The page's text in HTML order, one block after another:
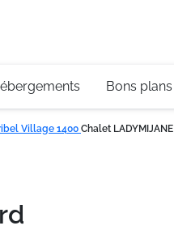
Bons plans
Village 1400 Chalet LADYMIJANE